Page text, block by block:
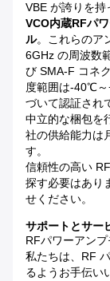
VBE が誇りを持
VCO内蔵RFパ
ル。これらのア
6GHz の周波数
び SMA-F コネ
度範囲は-40℃
づいて認証され
中立的な梱包を
社の供給能力は
す。
信頼性の高い
探す必要はあり
せください。
サポートとサー
RFパワーアン
私たちは、RF
るようお手伝い